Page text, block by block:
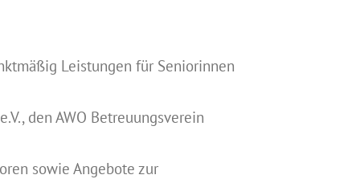
Leistungen für Seniorinnen
den AWO Betreuungsverein
sowie Angebote zur